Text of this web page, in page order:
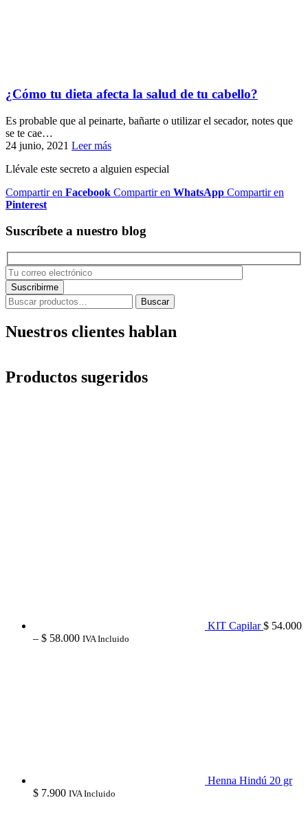
¿Cómo tu dieta afecta la salud de tu cabello?
Es probable que al peinarte, bañarte o utilizar el secador, notes que
se te cae…
24 junio, 2021 Leer más
Llévale este secreto a alguien especial
Compartir en Facebook Compartir en WhatsApp Compartir en
Pinterest
Suscríbete a nuestro blog
Buscar
por:
Buscar
Nuestros clientes hablan
Productos sugeridos
KIT Capilar $ 54.000
– $ 58.000Price
IVA Incluido
Henna Hindú 20 gr
$ 7.900 IVA Incluido